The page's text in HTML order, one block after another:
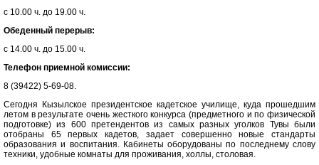
с 10.00 ч. до 19.00 ч.
Обеденный перерыв:
с 14.00 ч. до 15.00 ч.
Телефон приемной комиссии:
8 (39422) 5-69-08.
Сегодня Кызылское президентское кадетское училище, куда прошедшим
летом в результате очень жесткого конкурса (предметного и по физической
подготовке) из 600 претендентов из самых разных уголков Тувы были
отобраны 65 первых кадетов, задает совершенно новые стандарты
образования и воспитания. Кабинеты оборудованы по последнему слову
техники, удобные комнаты для проживания, холлы, столовая.